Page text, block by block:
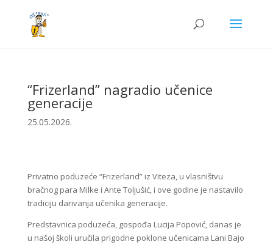
“Frizerland” nagradio učenice
generacije
25.05.2026.
Privatno poduzeće “Frizerland” iz Viteza, u vlasništvu
bračnog para Milke i Ante Toljušić, i ove godine je nastavilo
tradiciju darivanja učenika generacije.
Predstavnica poduzeća, gospođa Lucija Popović, danas je
u našoj školi uručila prigodne poklone učenicama Lani Bajo